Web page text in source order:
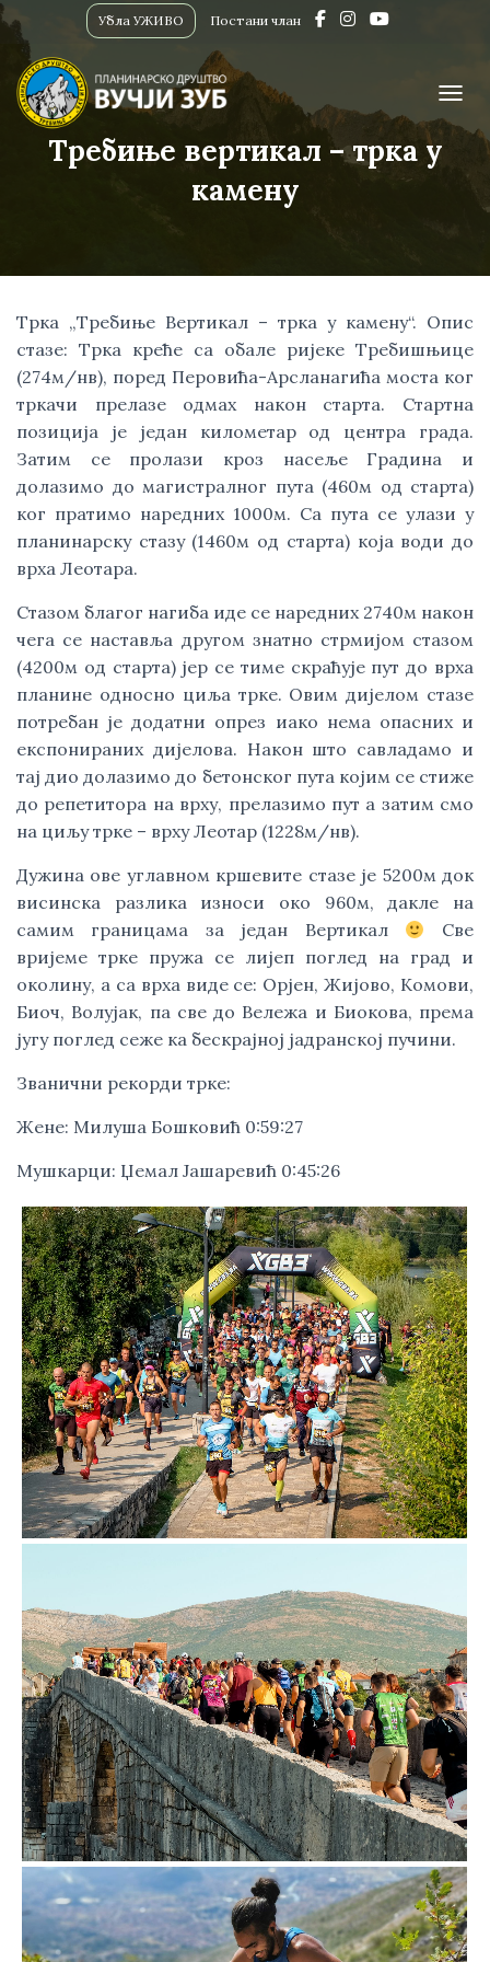
Убла УЖИВО Постани члан
Требиње вертикал – трка у
камену
Трка „Требиње Вертикал – трка у камену“. Опис
стазе: Трка креће са обале ријеке Требишњице
(274м/нв), поред Перовића-Арсланагића моста ког
тркачи прелазе одмах након старта. Стартна
позиција је jедан километар од центра града.
Затим се пролази кроз насеље Градина и
долазимо до магистралног пута (460м од старта)
ког пратимо наредних 1000м. Са пута се улази у
планинарску стазу (1460м од старта) која води до
врха Леотара.
Стазом благог нагиба иде се наредних 2740м након
чега се наставља другом знатно стрмијом стазом
(4200м од старта) јер се тиме скраћује пут до врха
планине односно циља трке. Овим дијелом стазе
потребан је додатни опрез иако нема опасних и
експонираних дијелова. Након што савладамо и
тај дио долазимо до бетонског пута којим се стиже
до репетитора на врху, прелазимо пут а затим смо
на циљу трке – врху Леотар (1228м/нв).
Дужина ове углавном кршевите стазе је 5200м док
висинска разлика износи око 960м, дакле на
самим границама за један Вертикал
Све
вријеме трке пружа се лијеп поглед на град и
околину, а са врха виде се: Орјен, Жијово, Комови,
Биоч, Волујак, па све до Вележа и Биокова, према
југу поглед сеже ка бескрајној јадранској пучини.
Званични рекорди трке:
Жене: Милуша Бошковић 0:59:27
Мушкарци: Џемал Јашаревић 0:45:26